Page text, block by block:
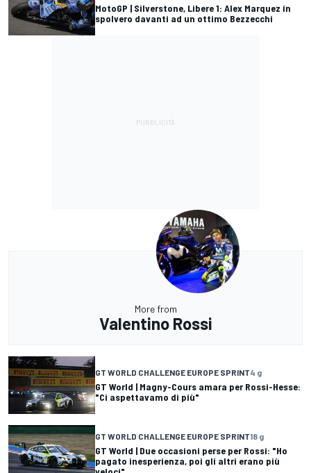
MotoGP | Silverstone, Libere 1: Alex Marquez in
spolvero davanti ad un ottimo Bezzecchi
More from
Valentino Rossi
GT WORLD CHALLENGE EUROPE SPRINT4 g
GT World | Magny-Cours amara per Rossi-Hesse:
"Ci aspettavamo di più"
GT WORLD CHALLENGE EUROPE SPRINT18 g
GT World | Due occasioni perse per Rossi: "Ho
pagato inesperienza, poi gli altri erano più